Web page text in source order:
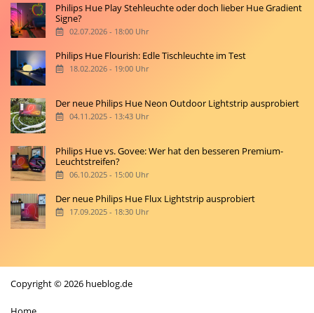
Philips Hue Play Stehleuchte oder doch lieber Hue Gradient
Signe?
02.07.2026 - 18:00 Uhr
Philips Hue Flourish: Edle Tischleuchte im Test
18.02.2026 - 19:00 Uhr
Der neue Philips Hue Neon Outdoor Lightstrip ausprobiert
04.11.2025 - 13:43 Uhr
Philips Hue vs. Govee: Wer hat den besseren Premium-
Leuchtstreifen?
06.10.2025 - 15:00 Uhr
Der neue Philips Hue Flux Lightstrip ausprobiert
17.09.2025 - 18:30 Uhr
Copyright © 2026 hueblog.de